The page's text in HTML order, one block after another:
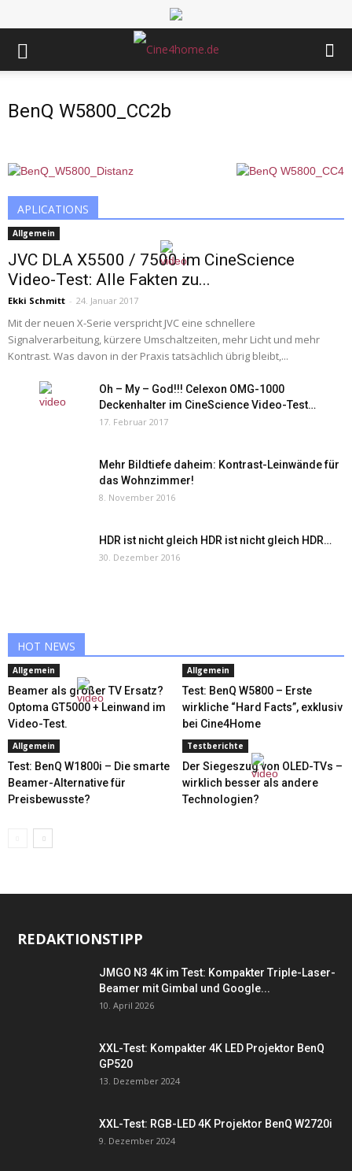
BenQ W5800_CC2b
APLICATIONS
Allgemein
JVC DLA X5500 / 7500 im CineScience
Video-Test: Alle Fakten zu...
Ekki Schmitt - 24. Januar 2017
Mit der neuen X-Serie verspricht JVC eine schnellere
Signalverarbeitung, kürzere Umschaltzeiten, mehr Licht und mehr
Kontrast. Was davon in der Praxis tatsächlich übrig bleibt,...
Oh – My – God!!! Celexon OMG-1000
Deckenhalter im CineScience Video-Test…
17. Februar 2017
Mehr Bildtiefe daheim: Kontrast-Leinwände für
das Wohnzimmer!
8. November 2016
HDR ist nicht gleich HDR ist nicht gleich HDR…
30. Dezember 2016
HOT NEWS
Allgemein
Beamer als großer TV Ersatz?
Optoma GT5000 + Leinwand im
Video-Test.
Allgemein
Test: BenQ W5800 – Erste
wirkliche “Hard Facts”, exklusiv
bei Cine4Home
Allgemein
Test: BenQ W1800i – Die smarte
Beamer-Alternative für
Preisbewusste?
Testberichte
Der Siegeszug von OLED-TVs –
wirklich besser als andere
Technologien?
REDAKTIONSTIPP
JMGO N3 4K im Test: Kompakter Triple-Laser-
Beamer mit Gimbal und Google...
10. April 2026
XXL-Test: Kompakter 4K LED Projektor BenQ
GP520
13. Dezember 2024
XXL-Test: RGB-LED 4K Projektor BenQ W2720i
9. Dezember 2024